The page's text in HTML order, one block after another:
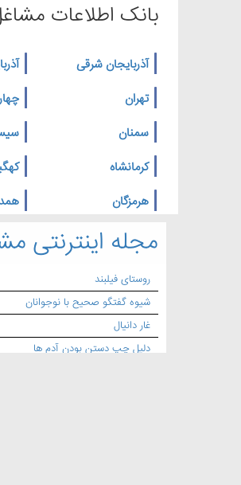
بانک اطلاعات
آذربایجان شرقی
تهران
سمنان
کرمانشاه
هرمزگان
مجله اینترنتی
روستای فیلبند
شیوه گفتگو صحیح با نوجوانان
غار دانیال
دلیل چپ دستن بودن آدم ها